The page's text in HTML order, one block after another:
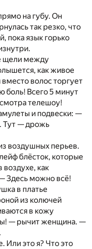
на губу. Он
так резко, что
пока язык горько
щели между
как живое
волос торгует
боль! Всего 5 минут
телешоу!
и подвески: —
Тут — дрожь
воздушных перьев.
блёсток, которые
как
Здесь можно всё!
в платье
из колючей
в кожу
— рычит женщина. —
Или это я? Что это